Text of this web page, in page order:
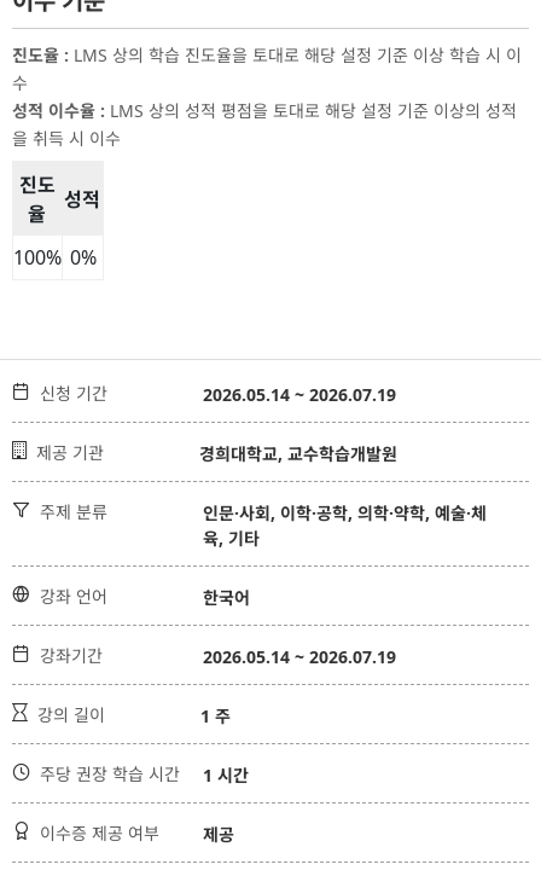
진도율 : LMS 상의 학습 진도율을 토대로 해당 설정 기준 이상 학습 시 이
수
성적 이수율 : LMS 상의 성적 평점을 토대로 해당 설정 기준 이상의 성적
을 취득 시 이수
이수 기준 표
진도
율
성적
100% 0%
 신청 기간 2026.05.14 ~ 2026.07.19
 제공 기관 경희대학교, 교수학습개발원
 주제 분류
인문·사회, 이학·공학, 의학·약학, 예술·체
육, 기타
 강좌 언어 한국어
 강좌기간 2026.05.14 ~ 2026.07.19
 강의 길이 1 주
 주당 권장 학습 시간 1 시간
 이수증 제공 여부 제공